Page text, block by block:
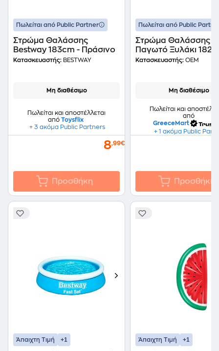
Πωλείται από Public Partner
Στρώμα Θαλάσσης
Bestway 183cm - Πράσινο
Κατασκευαστής: BESTWAY
Μη διαθέσιμο
Πωλείται και αποστέλλεται
από Toysflix
+ 3 ακόμα Public Partners
8,99€
Προσθήκη
Πωλείται από Public
Στρώμα Θαλάσσης
Παγωτό Ξυλάκι
Πολύχρωμο
Κατασκευαστής: OEM
Μη διαθέσιμο
Πωλείται και
από
GreeceMart
+ 1 ακόμα Public
Προσθήκη
Άπαιχτη Τιμή +1 Άπαιχτη Τιμή +1